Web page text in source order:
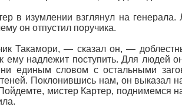
в изумлении взглянул на
он отпустил поручика.
Такамори, — сказал он, —
ему надлежит поступить. Для
единым словом с остальными
Поклонившись нам, он выказал
мистер Картер, поднимемся